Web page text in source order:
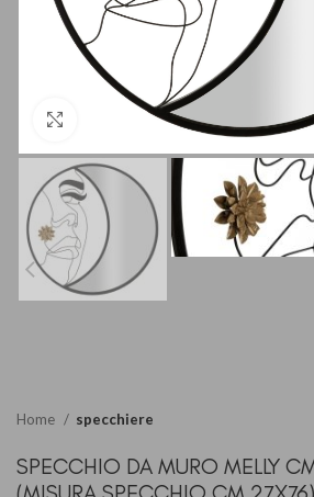
Clicca per ingrandire
Home specchiere
SPECCHIO DA MURO MELLY